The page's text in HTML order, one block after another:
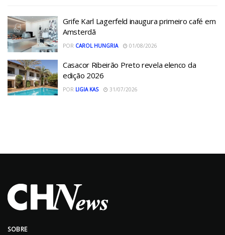
Grife Karl Lagerfeld inaugura primeiro café em
Amsterdã
POR CAROL HUNGRIA 01/08/2026
Casacor Ribeirão Preto revela elenco da
edição 2026
POR LIGIA KAS 31/07/2026
SOBRE